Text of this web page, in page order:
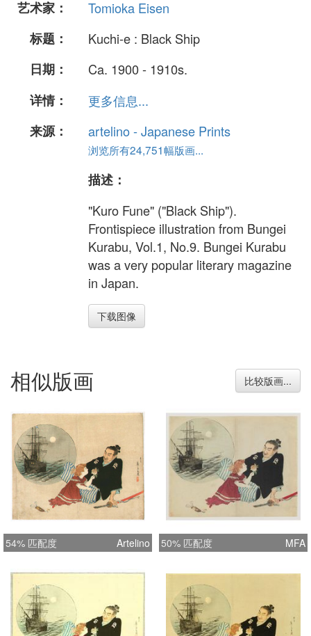
艺术家：
Tomioka Eisen
标题：
Kuchi-e : Black Ship
日期：
Ca. 1900 - 1910s.
详情：
更多信息...
来源：
artelino - Japanese Prints
浏览所有24,751幅版画...
描述：
"Kuro Fune" ("Black Ship").
Frontispiece illustration from Bungei
Kurabu, Vol.1, No.9. Bungei Kurabu
was a very popular literary magazine
in Japan.
下载图像
相似版画 比较版画...
54% 匹配度 Artelino 50% 匹配度 MFA